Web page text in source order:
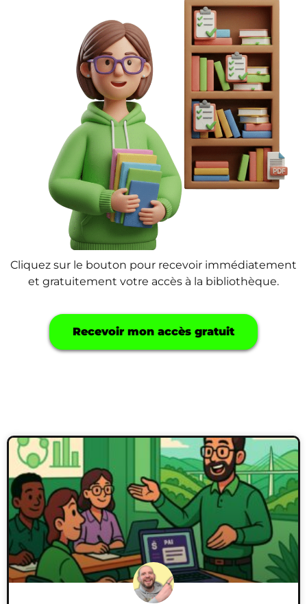
Cliquez sur le bouton pour recevoir immédiatement
et gratuitement votre accès à la bibliothèque.
Recevoir mon accès gratuit